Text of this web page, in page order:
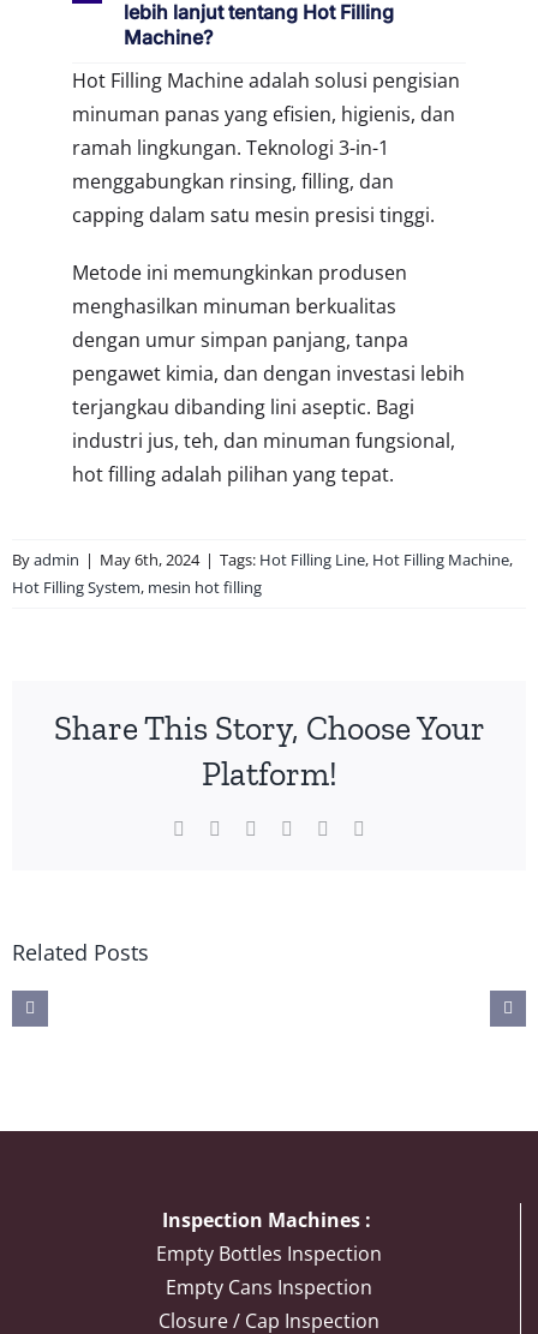
lebih lanjut tentang Hot Filling
Machine?
Hot Filling Machine adalah solusi pengisian
minuman panas yang efisien, higienis, dan
ramah lingkungan. Teknologi 3-in-1
menggabungkan rinsing, filling, dan
capping dalam satu mesin presisi tinggi.
Metode ini memungkinkan produsen
menghasilkan minuman berkualitas
dengan umur simpan panjang, tanpa
pengawet kimia, dan dengan investasi lebih
terjangkau dibanding lini aseptic. Bagi
industri jus, teh, dan minuman fungsional,
hot filling adalah pilihan yang tepat.
Byadmin | May 6th, 2024 | Tags: Hot Filling Line, Hot Filling Machine,
Hot Filling System, mesin hot filling
Share This Story, Choose Your
Platform!
Facebook WhatsAppPinterest
Related Posts
Minyak
Produksi
Higienis
dan
Aman
Presisi,
Inspection Machines :
Empty Bottles Inspection
Empty Cans Inspection
Closure / Cap Inspection